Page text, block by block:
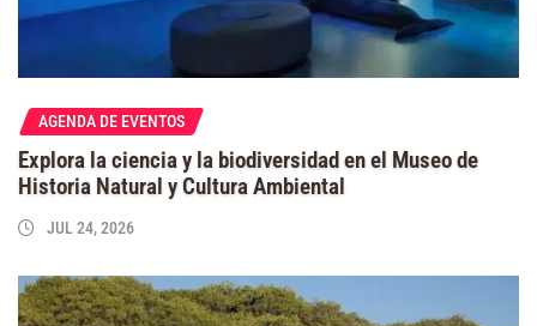
AGENDA DE EVENTOS
Explora la ciencia y la biodiversidad en el Museo de
Historia Natural y Cultura Ambiental
JUL 24, 2026